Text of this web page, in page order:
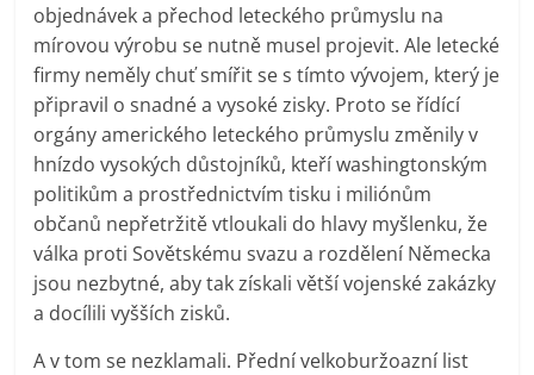
objednávek a přechod leteckého průmyslu na
mírovou výrobu se nutně musel projevit. Ale letecké
firmy neměly chuť smířit se s tímto vývojem, který je
připravil o snadné a vysoké zisky. Proto se řídící
orgány amerického leteckého průmyslu změnily v
hnízdo vysokých důstojníků, kteří washingtonským
politikům a prostřednictvím tisku i miliónům
občanů nepřetržitě vtloukali do hlavy myšlenku, že
válka proti Sovětskému svazu a rozdělení Německa
jsou nezbytné, aby tak získali větší vojenské zakázky
a docílili vyšších zisků.
A v tom se nezklamali. Přední velkoburžoazní list